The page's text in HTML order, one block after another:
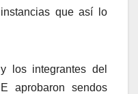
que así lo
los integrantes del
aprobaron sendos